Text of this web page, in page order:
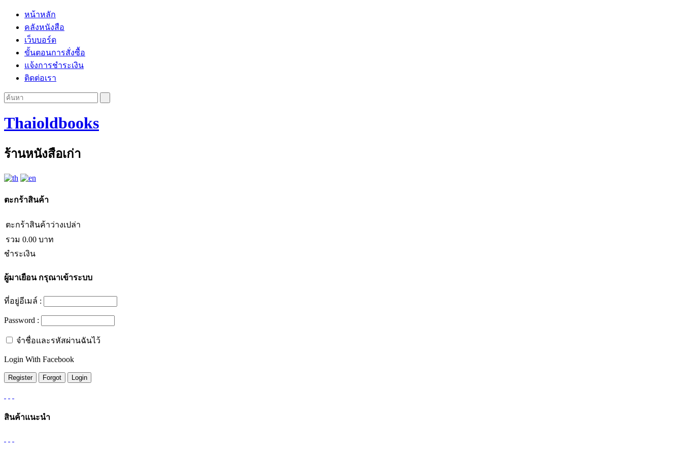
หน้าหลัก
คลังหนังสือ
เว็บบอร์ด
ขั้นตอนการสั่งซื้อ
แจ้งการชำระเงิน
ติดต่อเรา
Thaioldbooks
ร้านหนังสือเก่า
ตะกร้าสินค้า
ตะกร้าสินค้าว่างเปล่า
รวม 0.00 บาท
ชำระเงิน
ผู้มาเยือนกรุณาเข้าระบบ
ที่อยู่อีเมล์ :
Password :
จำชื่อและรหัสผ่านฉันไว้
Login With Facebook
สินค้าแนะนำ